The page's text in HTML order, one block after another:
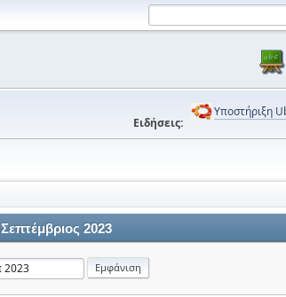
Ειδήσεις:
Υποστήριξη
Σεπτέμβριος 2023